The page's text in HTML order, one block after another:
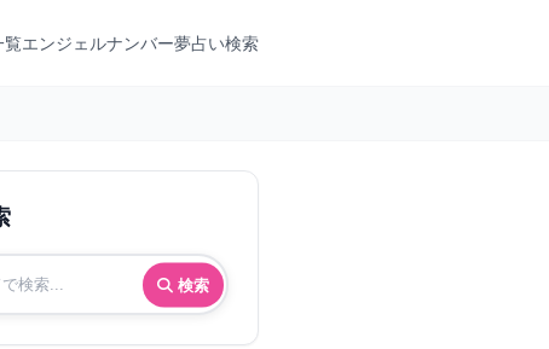
覧エンジェルナンバー夢占い検索
検索